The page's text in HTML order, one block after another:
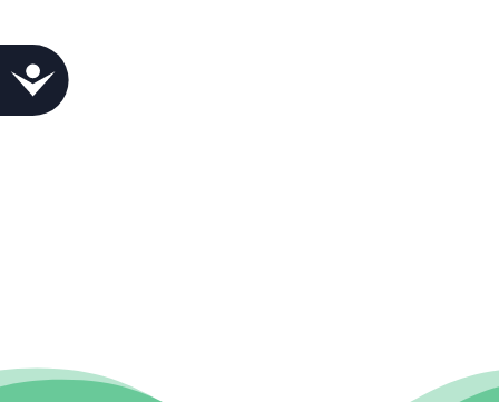
Accesibilidad